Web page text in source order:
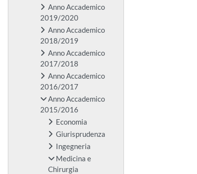
Anno Accademico
2019/2020
Anno Accademico
2018/2019
Anno Accademico
2017/2018
Anno Accademico
2016/2017
Anno Accademico
2015/2016
Economia
Giurisprudenza
Ingegneria
Medicina e
Chirurgia